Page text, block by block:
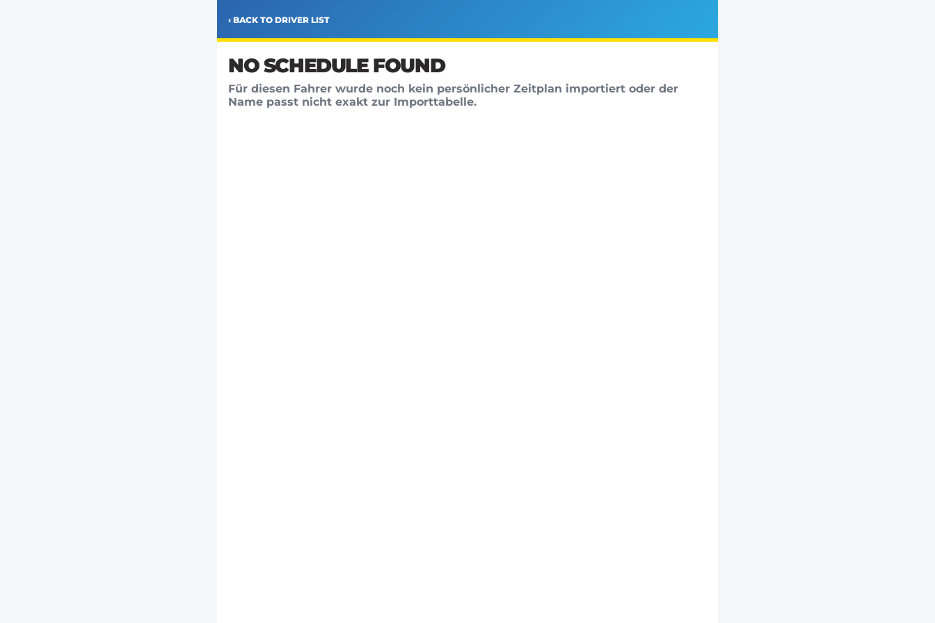
‹ BACK TO DRIVER LIST
NO SCHEDULE FOUND
Für diesen Fahrer wurde noch kein persönlicher Zeitplan importiert oder der
Name passt nicht exakt zur Importtabelle.